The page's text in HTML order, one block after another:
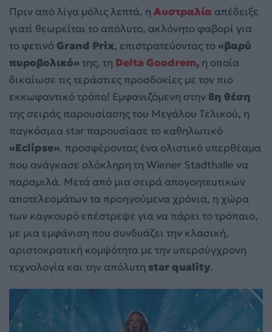
Πριν από λίγα μόλις λεπτά, η Αυστραλία απέδειξε
γιατί θεωρείται το απόλυτο, ακλόνητο φαβορί για
το φετινό Grand Prix, επιστρατεύοντας το«βαρύ
πυροβολικό»της, τη Delta Goodrem, η οποία
δικαίωσε τις τεράστιες προσδοκίες με τον πιο
εκκωφαντικό τρόπο! Εμφανιζόμενη στην 8η θέση
της σειράς παρουσίασης του Μεγάλου Τελικού, η
παγκόσμια star παρουσίασε το καθηλωτικό
«Eclipse», προσφέροντας ένα ολιστικό υπερθέαμα
που ανάγκασε ολόκληρη τη Wiener Stadthalle να
παραμιλά. Μετά από μια σειρά απογοητευτικών
αποτελεσμάτων τα προηγούμενα χρόνια, η χώρα
των καγκουρό επέστρεψε για να πάρει το τρόπαιο,
με μια εμφάνιση που συνδυάζει την κλασική,
αριστοκρατική κομψότητα με την υπερσύγχρονη
τεχνολογία και την απόλυτη star quality.